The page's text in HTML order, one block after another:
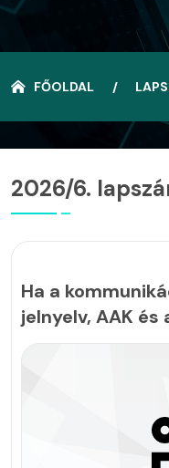
FŐOLDAL
2026/6.
Ha a
jelnyelv, AAK és